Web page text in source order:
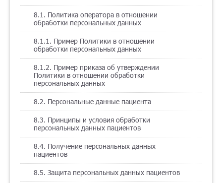
8.1. Политика оператора в отношении
обработки персональных данных
8.1.1. Пример Политики в отношении
обработки персональных данных
8.1.2. Пример приказа об утверждении
Политики в отношении обработки
персональных данных
8.2. Персональные данные пациента
8.3. Принципы и условия обработки
персональных данных пациентов
8.4. Получение персональных данных
пациентов
8.5. Защита персональных данных пациентов